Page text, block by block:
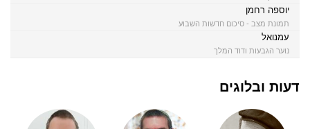
יוספה רחמן
תמונת מצב - סיכום חדשות השבוע
עמנואל
נוער הגבעות ודוד המלך
דעות ובלוגים